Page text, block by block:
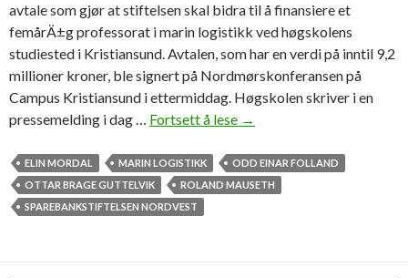
avtale som gjør at stiftelsen skal bidra til å finansiere et
femårÄ±g professorat i marin logistikk ved høgskolens
studiested i Kristiansund. Avtalen, som har en verdi på inntil 9,2
millioner kroner, ble signert på Nordmørskonferansen på
Campus Kristiansund i ettermiddag. Høgskolen skriver i en
pressemelding i dag … Fortsett å lese G
r
i
→
ELIN MORDAL MARIN LOGISTIKK
ODD EINAR FOLLAND
OTTAR BRAGE GUTTELVIK
ROLAND MAUSETH
SPAREBANKSTIFTELSEN NORDVEST